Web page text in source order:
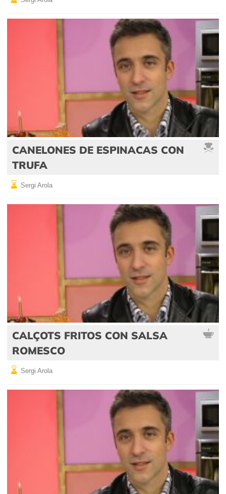
CANELONES DE ESPINACAS CON
TRUFA
Sergi Arola
CALÇOTS FRITOS CON SALSA
ROMESCO
Sergi Arola